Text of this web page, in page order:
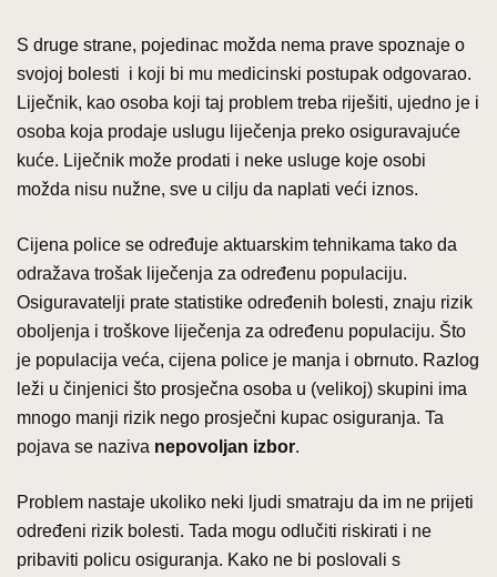
S druge strane, pojedinac možda nema prave spoznaje o
svojoj bolesti i koji bi mu medicinski postupak odgovarao.
Liječnik, kao osoba koji taj problem treba riješiti, ujedno je i
osoba koja prodaje uslugu liječenja preko osiguravajuće
kuće. Liječnik može prodati i neke usluge koje osobi
možda nisu nužne, sve u cilju da naplati veći iznos.
Cijena police se određuje aktuarskim tehnikama tako da
odražava trošak liječenja za određenu populaciju.
Osiguravatelji prate statistike određenih bolesti, znaju rizik
oboljenja i troškove liječenja za određenu populaciju. Što
je populacija veća, cijena police je manja i obrnuto. Razlog
leži u činjenici što prosječna osoba u (velikoj) skupini ima
mnogo manji rizik nego prosječni kupac osiguranja. Ta
pojava se naziva nepovoljan izbor.
Problem nastaje ukoliko neki ljudi smatraju da im ne prijeti
određeni rizik bolesti. Tada mogu odlučiti riskirati i ne
pribaviti policu osiguranja. Kako ne bi poslovali s